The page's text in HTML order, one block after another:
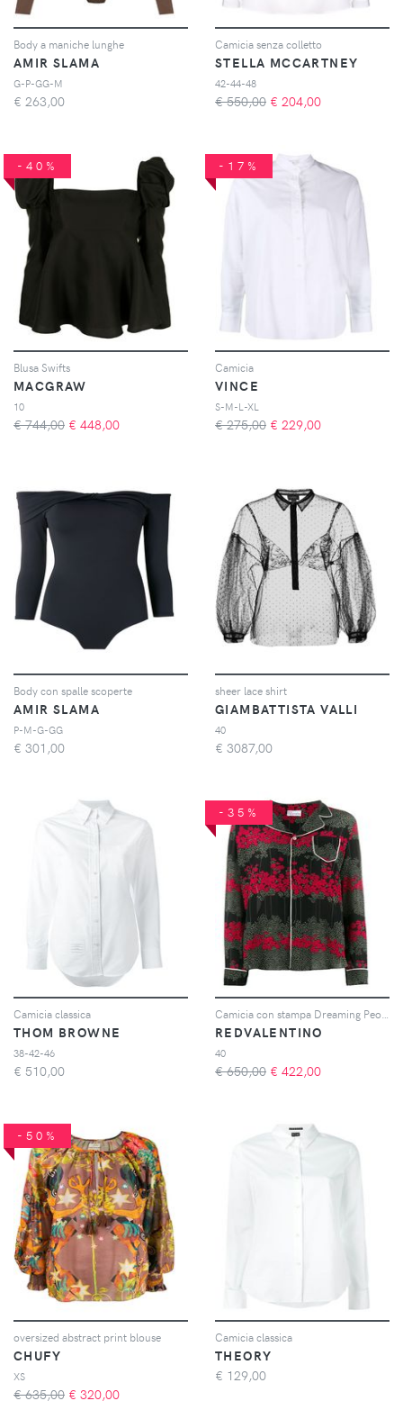
Body a maniche lunghe
AMIR SLAMA
G-P-GG-M
€ 263,00
Camicia senza colletto
STELLA MCCARTNEY
42-44-48
€ 550,00 € 204,00
-40%
Blusa Swifts
MACGRAW
10
€ 744,00 € 448,00
-17%
Camicia
VINCE
S-M-L-XL
€ 275,00 € 229,00
Body con spalle scoperte
AMIR SLAMA
P-M-G-GG
€ 301,00
sheer lace shirt
GIAMBATTISTA VALLI
40
€ 3087,00
Camicia classica
THOM BROWNE
38-42-46
€ 510,00
-35%
REDVALENTINO
40
€ 650,00 € 422,00
-50%
oversized abstract print blouse
CHUFY
XS
€ 635,00 € 320,00
Camicia classica
THEORY
€ 129,00